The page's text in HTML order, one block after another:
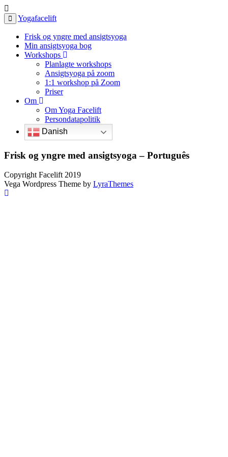
Yogafacelift
Frisk og yngre med ansigtsyoga
Min ansigtsyoga bog
Workshops
Planlagte workshops
Ansigtsyoga på zoom
1:1 workshop på Zoom
Priser
Om
Om Yoga Facelift
Persondatapolitik
Danish
Frisk og yngre med ansigtsyoga – Português
Copyright Facelift 2019
Vega Wordpress Theme by LyraThemes